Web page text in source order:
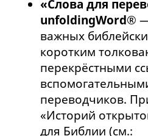
«Слова для
unfoldingWord®
важных
коротким
перекрёстными
переводчиков.
«Историй
для Библии (см.: